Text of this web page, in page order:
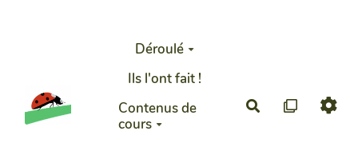
Déroulé
Ils l'ont fait !
Contenus de
cours
Rechercher